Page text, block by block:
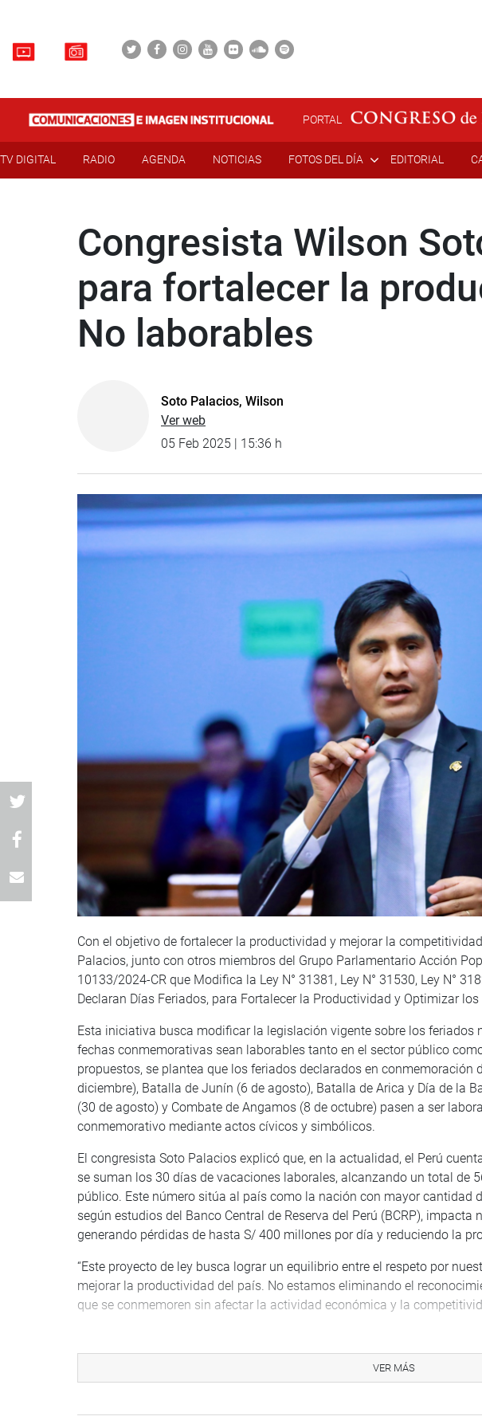
PORTAL
TV DIGITAL RADIO AGENDA NOTICIAS FOTOS DEL DÍA EDITORIAL
Congresista Wilson
para fortalecer la
No laborables
Soto Palacios, Wilson
Ver web
05 Feb 2025 | 15:36 h
Con el objetivo de fortalecer la productividad y mejorar la
Palacios, junto con otros miembros del Grupo Parlamentario Acción
10133/2024-CR que Modifica la Ley N° 31381, Ley N° 31530, Ley N°
Declaran Días Feriados, para Fortalecer la Productividad y Optimizar los
Esta iniciativa busca modificar la legislación vigente sobre los feriados
fechas conmemorativas sean laborables tanto en el sector público
propuestos, se plantea que los feriados declarados en conmemoración
diciembre), Batalla de Junín (6 de agosto), Batalla de Arica y Día de la
(30 de agosto) y Combate de Angamos (8 de octubre) pasen a ser
conmemorativo mediante actos cívicos y simbólicos.
El congresista Soto Palacios explicó que, en la actualidad, el Perú
se suman los 30 días de vacaciones laborales, alcanzando un total de
público. Este número sitúa al país como la nación con mayor cantidad
según estudios del Banco Central de Reserva del Perú (BCRP), impacta
generando pérdidas de hasta S/ 400 millones por día y reduciendo la
“Este proyecto de ley busca lograr un equilibrio entre el respeto por
mejorar la productividad del país. No estamos eliminando el
que se conmemoren sin afectar la actividad económica y la
encargado de evaluar la pertinencia de los feriados establecidos en el
aquellos decretados por los gobiernos regionales y locales. Esta
VER MÁS